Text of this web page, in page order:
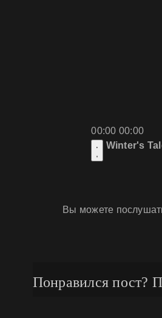
00:00 00:00
Winter's
Вы можете
Понравился пост?